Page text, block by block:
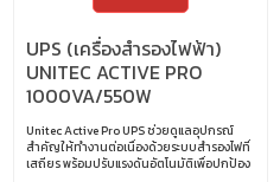
UPS (เครื่องสำรองไฟฟ้า)
UNITEC ACTIVE PRO
1000VA/550W
Unitec Active Pro UPS ช่วยดูแลอุปกรณ์
สำคัญให้ทำงานต่อเนื่องด้วยระบบสำรองไฟที่
เสถียร พร้อมปรับแรงดันอัตโนมัติเพื่อปกป้อง